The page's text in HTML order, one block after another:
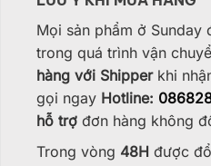
Mọi sản phẩm ở Sunday
trong quá trình vận
hàng với Shipperkhi
gọi ngay Hotline:
hỗ trợ đơn hàng không
Trong vòng 48H được